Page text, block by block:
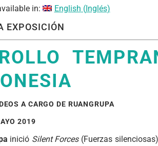
in: English (Inglés)
EXPOSICIÓN
A CARGO DE RUANGRUPA
2019
inició Silent Forces(Fuerzas